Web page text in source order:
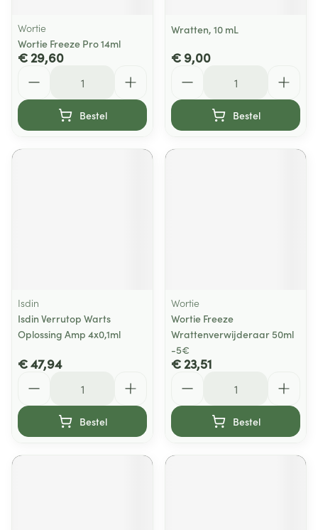
Wortie
Wortie Freeze Pro 14ml
€ 29,60
Bestel
Wratten, 10 mL
€ 9,00
Bestel
Isdin
Isdin Verrutop Warts
Oplossing Amp 4x0,1ml
€ 47,94
Bestel
Wortie
Wortie Freeze
Wrattenverwijderaar 50ml
-5€
€ 23,51
Bestel